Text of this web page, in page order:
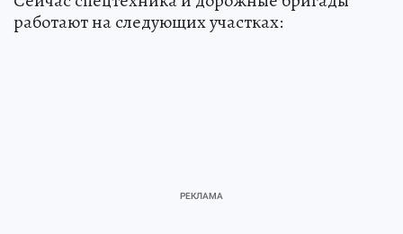
работают на следующих участках: